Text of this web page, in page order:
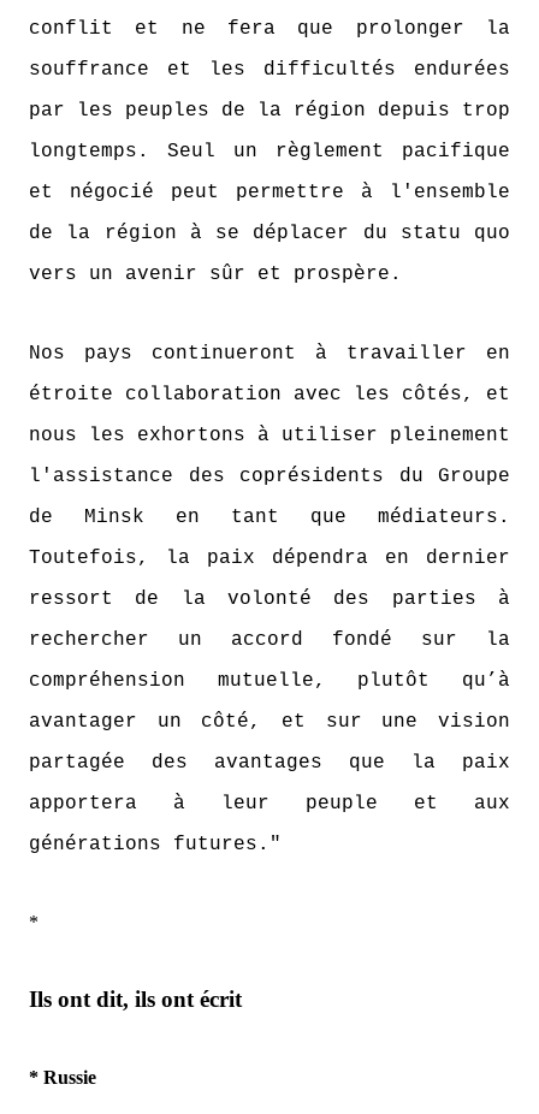
conflit et ne fera que prolonger la
souffrance et les difficultés endurées
par les peuples de la région depuis trop
longtemps. Seul un règlement pacifique
et négocié peut permettre à l'ensemble
de la région à se déplacer du statu quo
vers un avenir sûr et prospère.
Nos pays continueront à travailler en
étroite collaboration avec les côtés, et
nous les exhortons à utiliser pleinement
l'assistance des coprésidents du Groupe
de Minsk en tant que médiateurs.
Toutefois, la paix dépendra en dernier
ressort de la volonté des parties à
rechercher un accord fondé sur la
compréhension mutuelle, plutôt qu’à
avantager un côté, et sur une vision
partagée des avantages que la paix
apportera à leur peuple et aux
générations futures."
*
Ils ont dit, ils ont écrit
* Russie